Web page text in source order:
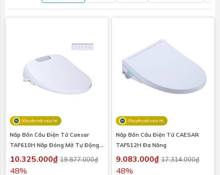
Khuyến mãi mùa hè
Nắp Bồn Cầu Điện Tử Caesar
TAF610H Nắp Đóng Mở Tự Động
Điện 220V
10.325.000₫ 19.877.000₫
48%
Khuyến mãi mùa hè
Nắp Bồn Cầu Điện Tử CAESAR
TAF512H Đa Năng
9.083.000₫ 17.314.000₫
48%